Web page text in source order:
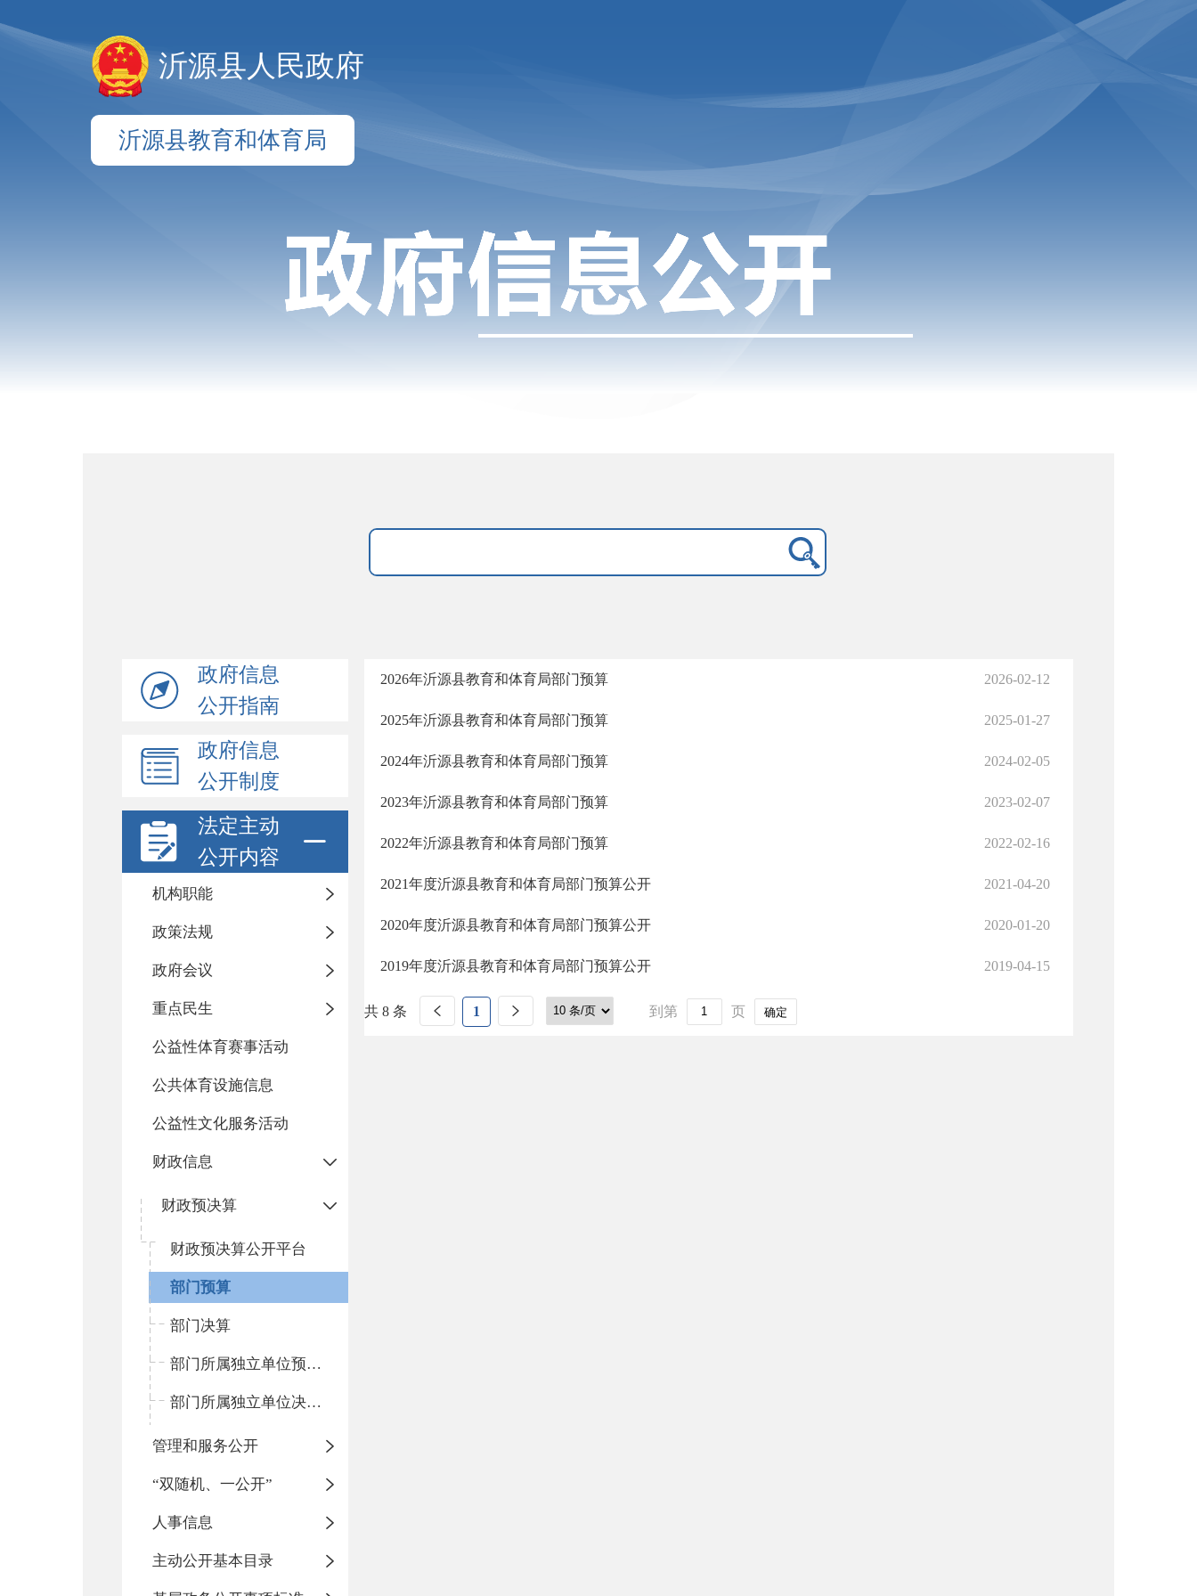
沂源县人民政府
沂源县教育和体育局
政府信息
公开指南
政府信息
公开制度
法定主动
公开内容
机构职能
政策法规
政府会议
重点民生
公益性体育赛事活动
公共体育设施信息
公益性文化服务活动
财政信息
财政预决算
财政预决算公开平台
部门预算
部门决算
部门所属独立单位预算（二级单位）
部门所属独立单位决算（二级单位）
管理和服务公开
“双随机、一公开”
人事信息
主动公开基本目录
2026年沂源县教育和体育局部门预算 2026-02-12
2025年沂源县教育和体育局部门预算 2025-01-27
2024年沂源县教育和体育局部门预算 2024-02-05
2023年沂源县教育和体育局部门预算 2023-02-07
2022年沂源县教育和体育局部门预算 2022-02-16
2021年度沂源县教育和体育局部门预算公开 2021-04-20
2020年度沂源县教育和体育局部门预算公开 2020-01-20
2019年度沂源县教育和体育局部门预算公开 2019-04-15
共 8 条 1 到第 页 确定